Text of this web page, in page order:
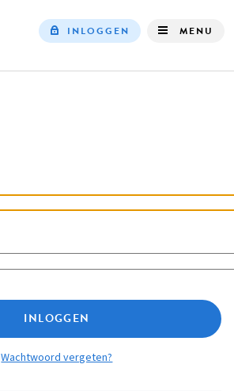
INLOGGEN MENU
INLOGGEN
Wachtwoord vergeten?